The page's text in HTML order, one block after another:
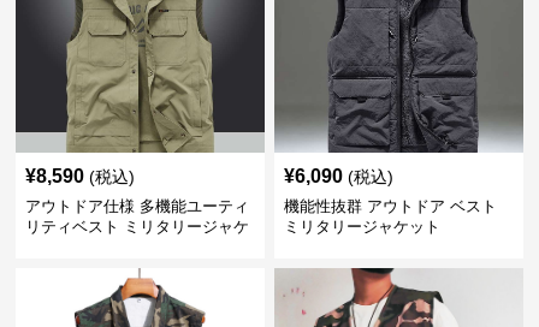
¥8,590 (税込)
アウトドア仕様 多機能ユーティ
リティベスト ミリタリージャケ
¥6,090 (税込)
機能性抜群 アウトドア ベスト
ミリタリージャケット